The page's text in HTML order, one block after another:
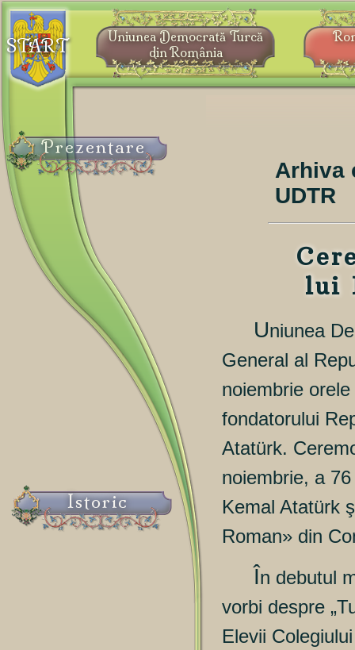
START
Prezentare
Istoric
Uniunea Democrată Turcă
din România
Arhiva
UDTR
lui
Uniunea
General al
noiembrie
fondatorului
Atatürk.
noiembrie, a
Kemal Atatürk
Roman» din
În debutul
vorbi despre
Elevii